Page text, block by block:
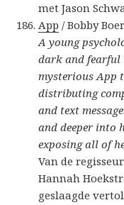
met Jason
App / Bobby
A young
dark and
mysterious App
distributing
and text
and deeper into
exposing all of
Van de
Hannah
geslaagde